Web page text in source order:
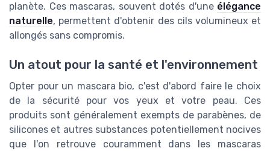
planète. Ces mascaras, souvent dotés d'une élégance
naturelle, permettent d'obtenir des cils volumineux et
allongés sans compromis.
Un atout pour la santé et l'environnement
Opter pour un mascara bio, c'est d'abord faire le choix
de la sécurité pour vos yeux et votre peau. Ces
produits sont généralement exempts de parabènes, de
silicones et autres substances potentiellement nocives
que l'on retrouve couramment dans les mascaras